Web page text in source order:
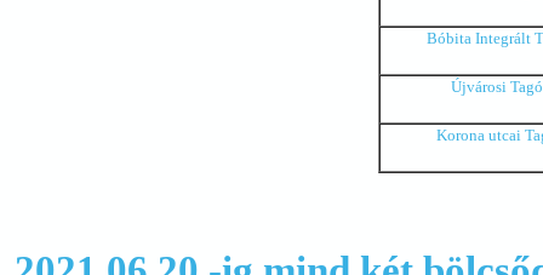
Bóbita Integrált
Újvárosi
Korona utcai